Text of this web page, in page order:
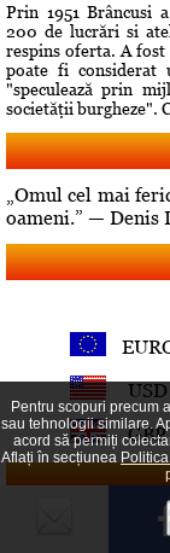
Prin 1951 Brâncusi
200 de lucrări si
respins oferta. A fost
poate fi considerat
"speculează prin
societăţii burgheze".
„Omul cel mai
oameni.” — Denis
Comandament de
Pentru scopuri precum
sau tehnologii similare.
acord să permiți
Aflați în secțiunea